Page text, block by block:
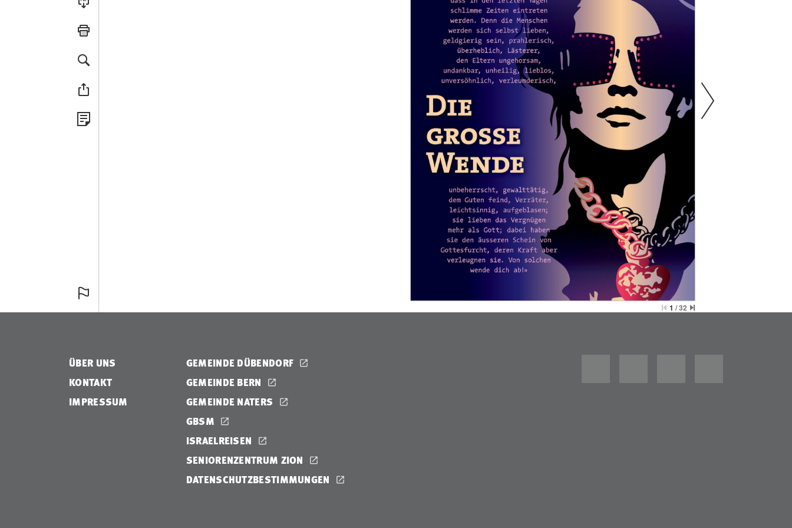
ÜBER UNS
KONTAKT
IMPRESSUM
GEMEINDE DÜBENDORF
GEMEINDE BERN
GEMEINDE NATERS
GBSM
ISRAELREISEN
SENIORENZENTRUM ZION
DATENSCHUTZBESTIMMUNGEN